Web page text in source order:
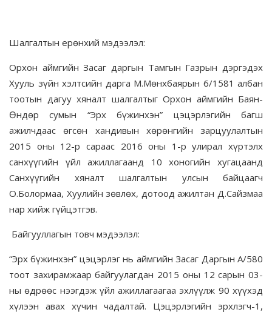
Шалгалтын ерөнхий мэдээлэл:
Орхон аймгийн Засаг даргын Тамгын Газрын дэргэдэх
Хууль зүйн хэлтсийн дарга М.Мөнхбаярын 6/1581 албан
тоотын дагуу хяналт шалгалтыг Орхон аймгийн Баян-
Өндөр сумын “Эрх бүжинхэн” цэцэрлэгийн багш
ажилчдаас өгсөн хандивын хөрөнгийн зарцуулалтын
2015 оны 12-р сараас 2016 оны 1-р улирал хүртэлх
санхүүгийн үйл ажиллагаанд 10 хоногийн хугацаанд
Санхүүгийн хяналт шалгалтын улсын байцаагч
О.Болормаа, Хуулийн зөвлөх, дотоод ажилтан Д.Сайзмаа
нар хийж гүйцэтгэв.
Байгууллагын товч мэдээлэл:
“Эрх бүжинхэн” цэцэрлэг нь аймгийн Засаг Даргын А/580
тоот захирамжаар байгуулагдан 2015 оны 12 сарын 03-
ны өдрөөс нээгдэж үйл ажиллагаагаа эхлүүлж 90 хүүхэд
хүлээн авах хүчин чадалтай. Цэцэрлэгийн эрхлэгч-1,